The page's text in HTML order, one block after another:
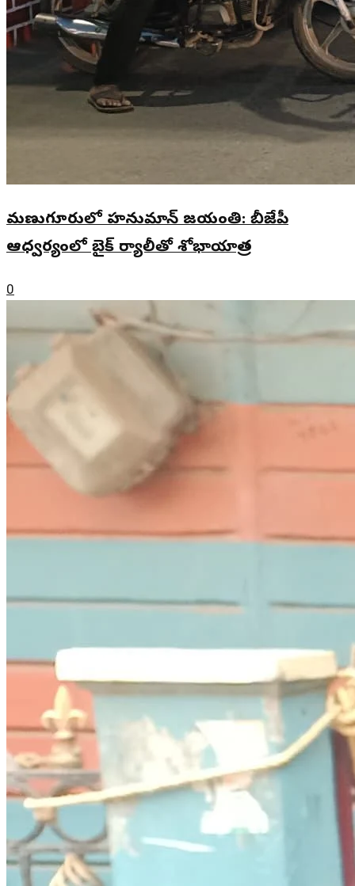
మణుగూరులో హనుమాన్ జయంతి: బీజేపీ
ఆధ్వర్యంలో బైక్ ర్యాలీతో శోభాయాత్ర
0